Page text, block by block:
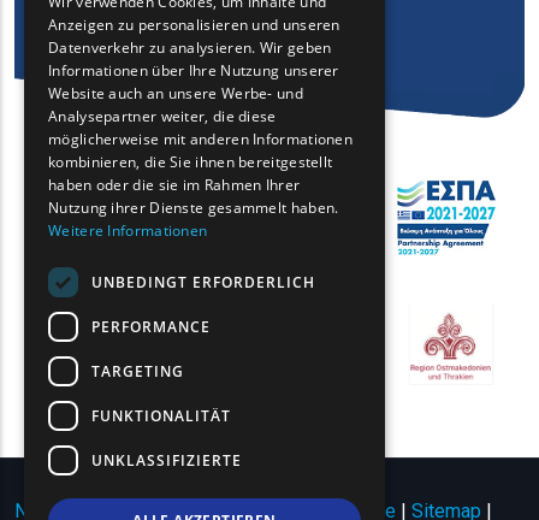
Nutzungsbedingungen | Datenschutzrichtlinie Sitemap
FRENCH
BULGARIAN
ROMANIAN
TURKISH
Anzeigen zu personalisieren und unseren
Datenverkehr zu analysieren. Wir geben
Informationen über Ihre Nutzung unserer
Website auch an unsere Werbe- und
Analysepartner weiter, die diese
möglicherweise mit anderen Informationen
kombinieren, die Sie ihnen bereitgestellt
haben oder die sie im Rahmen Ihrer
Nutzung ihrer Dienste gesammelt haben.
Weitere Informationen
UNBEDINGT ERFORDERLICH
PERFORMANCE
TARGETING
FUNKTIONALITÄT
UNKLASSIFIZIERTE